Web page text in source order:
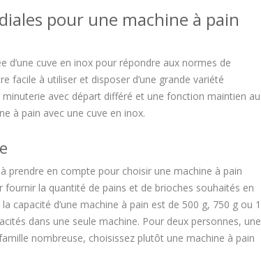
pour une machine à pain
cuve en inox pour répondre aux normes de
facile à utiliser et disposer d’une grande variété
avec départ différé et une fonction maintien au
à pain avec une cuve en inox.
prendre en compte pour choisir une machine à pain
la quantité de pains et de brioches souhaités en
capacité d’une machine à pain est de 500 g, 750 g ou 1
dans une seule machine. Pour deux personnes, une
nombreuse, choisissez plutôt une machine à pain